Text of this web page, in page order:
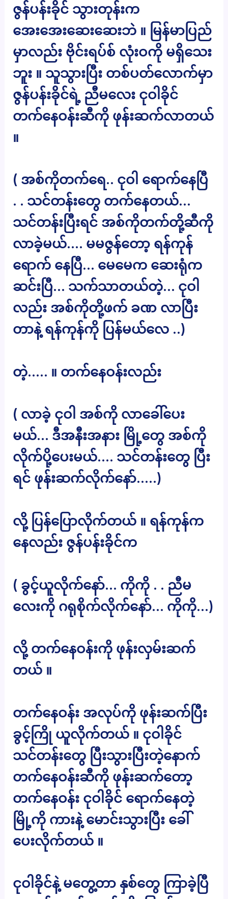
ဇွန်ပန်းခိုင် သွားတုန်းက
အေးအေးဆေးဆေးဘဲ ။ မြန်မာပြည်
မှာလည်း ဗိုင်းရပ်စ် လုံးဝကို မရှိသေး
ဘူး ။ သူသွားပြီး တစ်ပတ်လောက်မှာ
ဇွန်ပန်းခိုင်ရဲ့ ညီမလေး ငုဝါခိုင်
တက်နေဝန်းဆီကို ဖုန်းဆက်လာတယ်
။
( အစ်ကိုတက်ရေ.. ငုဝါ ရောက်နေပြီ
. . သင်တန်းတွေ တက်နေတယ်…
သင်တန်းပြီးရင် အစ်ကိုတက်တို့ဆီကို
လာခဲ့မယ်…. မမဇွန်တော့ ရန်ကုန်
ရောက် နေပြီ… မေမေက ဆေးရုံက
ဆင်းပြီ… သက်သာတယ်တဲ့… ငုဝါ
လည်း အစ်ကိုတို့ဖက် ခဏ လာပြီး
တာနဲ့ ရန်ကုန်ကို ပြန်မယ်လေ ..)
တဲ့….. ။ တက်နေဝန်းလည်း
( လာခဲ့ ငုဝါ အစ်ကို လာခေါ်ပေး
မယ်… ဒီအနီးအနား မြို့တွေ အစ်ကို
လိုက်ပို့ပေးမယ်…. သင်တန်းတွေ ပြီး
ရင် ဖုန်းဆက်လိုက်နော်…..)
လို့ ပြန်ပြောလိုက်တယ် ။ ရန်ကုန်က
နေလည်း ဇွန်ပန်းခိုင်က
( ခွင့်ယူလိုက်နော်… ကိုကို . . ညီမ
လေးကို ဂရုစိုက်လိုက်နော်… ကိုကို…)
လို့ တက်နေဝန်းကို ဖုန်းလှမ်းဆက်
တယ် ။
တက်နေဝန်း အလုပ်ကို ဖုန်းဆက်ပြီး
ခွင့်ကြို ယူလိုက်တယ် ။ ငုဝါခိုင်
သင်တန်းတွေ ပြီးသွားပြီးတဲ့နောက်
တက်နေဝန်းဆီကို ဖုန်းဆက်တော့
တက်နေဝန်း ငုဝါခိုင် ရောက်နေတဲ့
မြို့ကို ကားနဲ့ မောင်းသွားပြီး ခေါ်
ပေးလိုက်တယ် ။
ငုဝါခိုင်နဲ့ မတွေ့တာ နှစ်တွေ ကြာခဲ့ပြီ